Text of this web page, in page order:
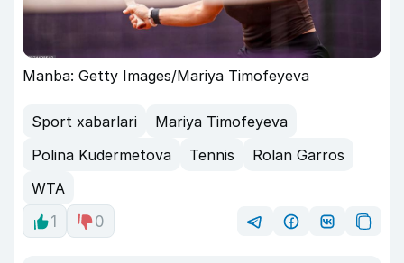
Manba: Getty Images/Mariya Timofeyeva
Sport xabarlari
Mariya Timofeyeva
Polina Kudermetova
Tennis
Rolan Garros
WTA
1
0